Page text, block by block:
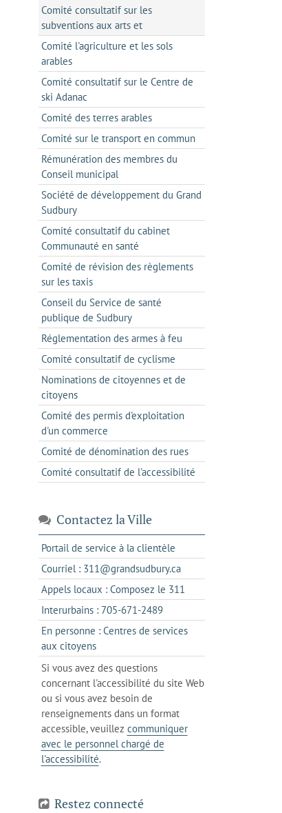
Comité consultatif sur les
subventions aux arts et
Comité l'agriculture et les sols
arables
Comité consultatif sur le Centre de
ski Adanac
Comité des terres arables
Comité sur le transport en commun
Rémunération des membres du
Conseil municipal
Société de développement du Grand
Sudbury
Comité consultatif du cabinet
Communauté en santé
Comité de révision des règlements
sur les taxis
Conseil du Service de santé
publique de Sudbury
Réglementation des armes à feu
Comité consultatif de cyclisme
Nominations de citoyennes et de
citoyens
Comité des permis d'exploitation
d'un commerce
Comité de dénomination des rues
Comité consultatif de l'accessibilité
Contactez la Ville
Portail de service à la clientèles'ouvre
dans
un
nouvel
Courriel : 311@grandsudbury.cas'ouvre
dans
votre
de
Appels locaux : Composez le 311
dans
un
client
téléphone
Interurbains : 705-671-2489s'ouvre
dans
client
votre
En personne : Centres de services
aux citoyenss'ouvre
dans
l'onglet
actuel
Si vous avez des questions
concernant l'accessibilité du site Web
ou si vous avez besoin de
renseignements dans un format
accessible, veuillez communiquer
avec le personnel chargé de
l'accessibilité.
Restez connecté